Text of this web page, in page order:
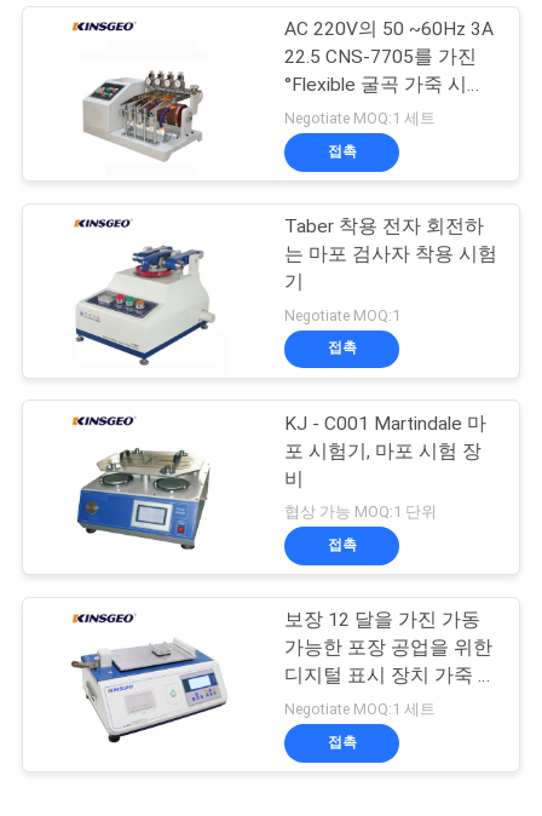
다
맵
PRIVACY
POLICY
환경 테스트 챔버
167
플라스틱 테스트 머
신
고무 시험기
AC 220V의 50 ~60Hz 3A
22.5 CNS-7705를 가진
°Flexible 굴곡 가죽 시험
기
Negotiate MOQ:1 세트
접촉
Taber 착용 전자 회전하
는 마포 검사자 착용 시험
기
Negotiate MOQ:1
접촉
KJ - C001 Martindale 마
포 시험기, 마포 시험 장
비
협상 가능 MOQ:1 단위
접촉
보장 12 달을 가진 가동
가능한 포장 공업을 위한
디지털 표시 장치 가죽 시
험기
Negotiate MOQ:1 세트
접촉